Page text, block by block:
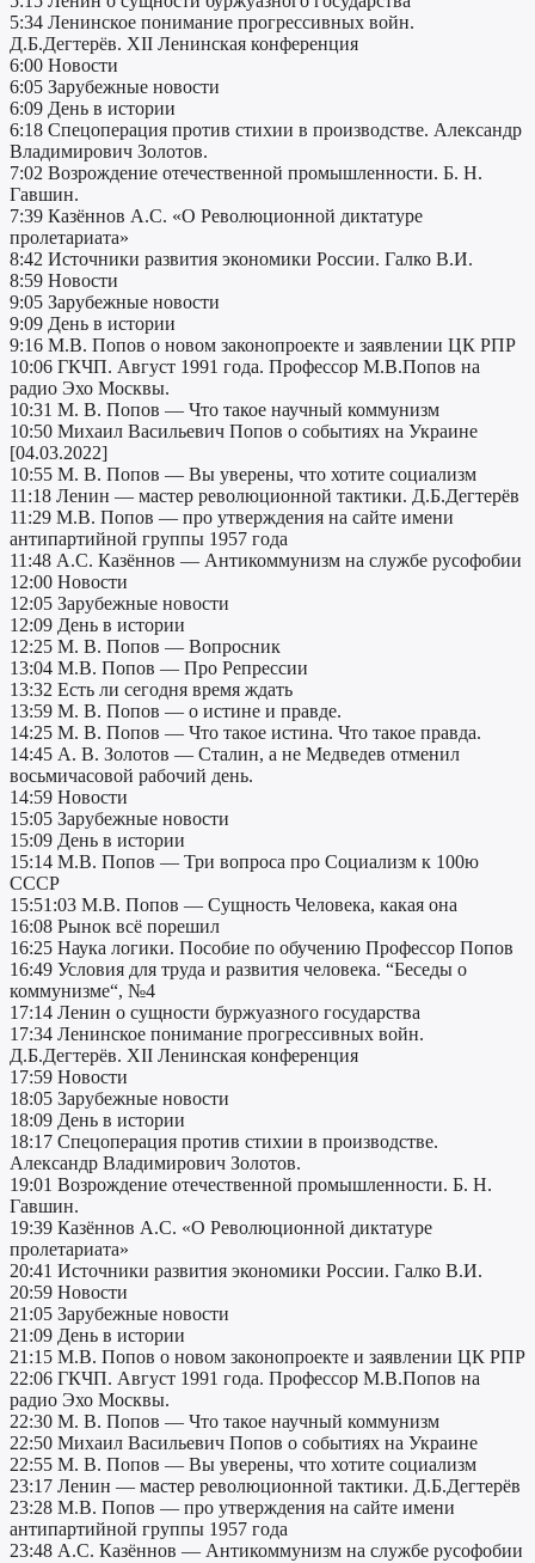
5:34 Ленинское понимание прогрессивных войн.
Д.Б.Дегтерёв. XII Ленинская конференция
6:00 Новости
6:05 Зарубежные новости
6:09 День в истории
6:18 Спецоперация против стихии в производстве. Александр
Владимирович Золотов.
7:02 Возрождение отечественной промышленности. Б. Н.
Гавшин.
7:39 Казённов А.С. «О Революционной диктатуре
пролетариата»
8:42 Источники развития экономики России. Галко В.И.
8:59 Новости
9:05 Зарубежные новости
9:09 День в истории
9:16 М.В. Попов о новом законопроекте и заявлении ЦК РПР
10:06 ГКЧП. Август 1991 года. Профессор М.В.Попов на
радио Эхо Москвы.
10:31 М. В. Попов — Что такое научный коммунизм
10:50 Михаил Васильевич Попов о событиях на Украине
[04.03.2022]
10:55 М. В. Попов — Вы уверены, что хотите социализм
11:18 Ленин — мастер революционной тактики. Д.Б.Дегтерёв
11:29 М.В. Попов — про утверждения на сайте имени
антипартийной группы 1957 года
11:48 А.С. Казённов — Антикоммунизм на службе русофобии
12:00 Новости
12:05 Зарубежные новости
12:09 День в истории
12:25 М. В. Попов — Вопросник
13:04 М.В. Попов — Про Репрессии
13:32 Есть ли сегодня время ждать
13:59 М. В. Попов — о истине и правде.
14:25 М. В. Попов — Что такое истина. Что такое правда.
14:45 А. В. Золотов — Сталин, а не Медведев отменил
восьмичасовой рабочий день.
14:59 Новости
15:05 Зарубежные новости
15:09 День в истории
15:14 М.В. Попов — Три вопроса про Социализм к 100ю
СССР
15:51:03 М.В. Попов — Сущность Человека, какая она
16:08 Рынок всё порешил
16:25 Наука логики. Пособие по обучению Профессор Попов
16:49 Условия для труда и развития человека. “Беседы о
коммунизме“, №4
17:14 Ленин о сущности буржуазного государства
17:34 Ленинское понимание прогрессивных войн.
Д.Б.Дегтерёв. XII Ленинская конференция
17:59 Новости
18:05 Зарубежные новости
18:09 День в истории
18:17 Спецоперация против стихии в производстве.
Александр Владимирович Золотов.
19:01 Возрождение отечественной промышленности. Б. Н.
Гавшин.
19:39 Казённов А.С. «О Революционной диктатуре
пролетариата»
20:41 Источники развития экономики России. Галко В.И.
20:59 Новости
21:05 Зарубежные новости
21:09 День в истории
21:15 М.В. Попов о новом законопроекте и заявлении ЦК РПР
22:06 ГКЧП. Август 1991 года. Профессор М.В.Попов на
радио Эхо Москвы.
22:30 М. В. Попов — Что такое научный коммунизм
22:50 Михаил Васильевич Попов о событиях на Украине
22:55 М. В. Попов — Вы уверены, что хотите социализм
23:17 Ленин — мастер революционной тактики. Д.Б.Дегтерёв
23:28 М.В. Попов — про утверждения на сайте имени
антипартийной группы 1957 года
23:48 А.С. Казённов — Антикоммунизм на службе русофобии